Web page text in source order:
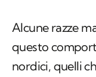
Alcune razze
questo
nordici, quelli